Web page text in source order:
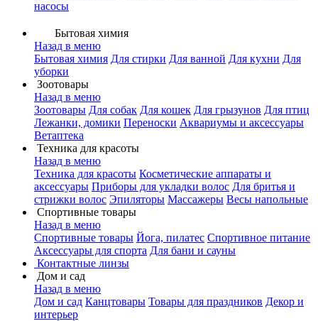
насосы
Бытовая химия
Назад в меню
Бытовая химия Для стирки Для ванной Для кухни Для
уборки
Зоотовары
Назад в меню
Зоотовары Для собак Для кошек Для грызунов Для птиц
Лежанки, домики Переноски Аквариумы и аксессуары
Ветаптека
Техника для красоты
Назад в меню
Техника для красоты Косметические аппараты и
аксессуары Приборы для укладки волос Для бритья и
стрижки волос Эпиляторы Массажеры Весы напольные
Спортивные товары
Назад в меню
Спортивные товары Йога, пилатес Спортивное питание
Аксессуары для спорта Для бани и сауны
Контактные линзы
Дом и сад
Назад в меню
Дом и сад Канцтовары Товары для праздников Декор и
интерьер